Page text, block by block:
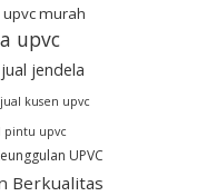
murah
upvc
jual jendela
jual kusen upvc
pintu upvc
UPVC
Berkualitas